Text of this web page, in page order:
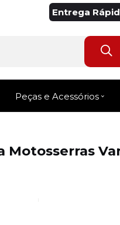
Entrega
Peças e Acessórios
Motosserras